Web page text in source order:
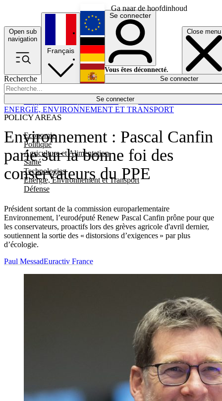
Ga naar de hoofdinhoud
Open sub
navigation
Close menu
Recherche
Se connecter
POLICY AREAS
Economie
Politique
Agriculture et Alimentation
Santé
Technologies
Energie, Environnement et Transport
Défense
Économie
Français
English
Deutsch
Español
Se connecter
Vous êtes déconnecté.
Se connecter
Environnement : Pascal Canfin
parie sur la bonne foi des
conservateurs du PPE
Président sortant de la commission europarlementaire
Environnement, l’eurodéputé Renew Pascal Canfin prône pour que
les conservateurs, proactifs lors des grèves agricole d'avril dernier,
soutiennent la sortie des « distorsions d’exigences » par plus
d’écologie.
ENERGIE, ENVIRONNEMENT ET TRANSPORT
Paul MessadEuractiv France